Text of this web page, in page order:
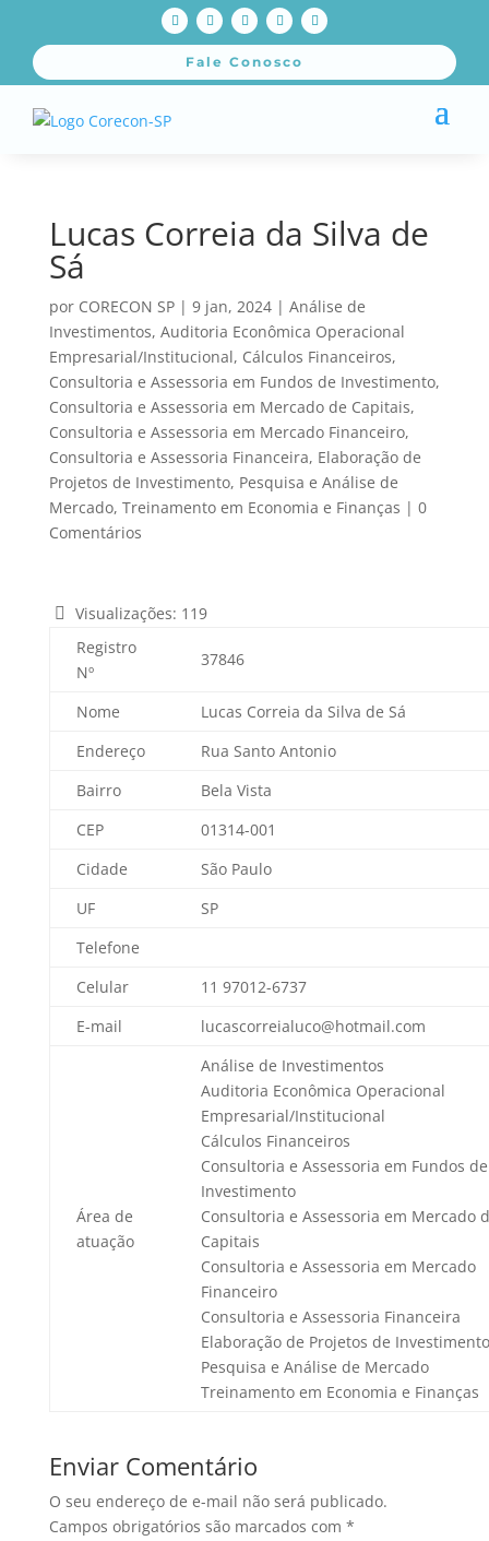
Fale Conosco
Lucas Correia da Silva de
Sá
por CORECON SP| 9 jan, 2024| Análise de
Investimentos, Auditoria Econômica Operacional
Empresarial/Institucional, Cálculos Financeiros,
Consultoria e Assessoria em Fundos de Investimento,
Consultoria e Assessoria em Mercado de Capitais,
Consultoria e Assessoria em Mercado Financeiro,
Consultoria e Assessoria Financeira, Elaboração de
Projetos de Investimento, Pesquisa e Análise de
Mercado, Treinamento em Economia e Finanças | 0
Comentários
Visualizações: 119
Registro
Nº
37846
Nome
Lucas Correia da Silva de Sá
Endereço
Rua Santo Antonio
Bairro
Bela Vista
CEP
01314-001
Cidade
São Paulo
UF
SP
Telefone
Celular
11 97012-6737
E-mail
lucascorreialuco@hotmail.com
Área de
atuação
Análise de Investimentos
Auditoria Econômica Operacional
Empresarial/Institucional
Cálculos Financeiros
Consultoria e Assessoria em Fundos de
Investimento
Consultoria e Assessoria em Mercado
Capitais
Consultoria e Assessoria em Mercado
Financeiro
Consultoria e Assessoria Financeira
Elaboração de Projetos de Investimento
Pesquisa e Análise de Mercado
Treinamento em Economia e Finanças
Enviar Comentário
O seu endereço de e-mail não será publicado.
Campos obrigatórios são marcados com *